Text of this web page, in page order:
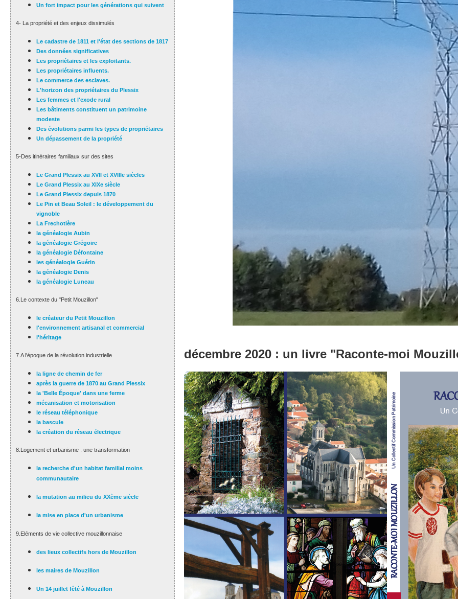
Un fort impact pour les générations qui suivent
4- La propriété et des enjeux dissimulés
Le cadastre de 1811 et l'état des sections de 1817
Des données significatives
Les propriétaires et les exploitants.
Les propriétaires influents.
Le commerce des esclaves.
L'horizon des propriétaires du Plessix
Les femmes et l'exode rural
Les bâtiments constituent un patrimoine
modeste
Des évolutions parmi les types de propriétaires
Un dépassement de la propriété
5-Des itinéraires familiaux sur des sites
Le Grand Plessix au XVII et XVIIIe siècles
Le Grand Plessix au XIXe siècle
Le Grand Plessix depuis 1870
Le Pin et Beau Soleil : le développement du
vignoble
La Frechotière
la généalogie Aubin
la généalogie Grégoire
la généalogie Défontaine
les généalogie Guérin
la généalogie Denis
la généalogie Luneau
6.Le contexte du "Petit Mouzillon"
le créateur du Petit Mouzillon
l'environnement artisanal et commercial
l'héritage
7.A l'époque de la révolution industrielle
la ligne de chemin de fer
après la guerre de 1870 au Grand Plessix
la 'Belle Époque' dans une ferme
mécanisation et motorisation
le réseau téléphonique
la bascule
la création du réseau électrique
8.Logement et urbanisme : une transformation
la recherche d'un habitat familial moins
communautaire
la mutation au milieu du XXème siècle
la mise en place d'un urbanisme
9.Eléments de vie collective mouzillonnaise
des lieux collectifs hors de Mouzillon
les maires de Mouzillon
Un 14 juillet fêté à Mouzillon
décembre 2020 : un livre "Raconte-moi